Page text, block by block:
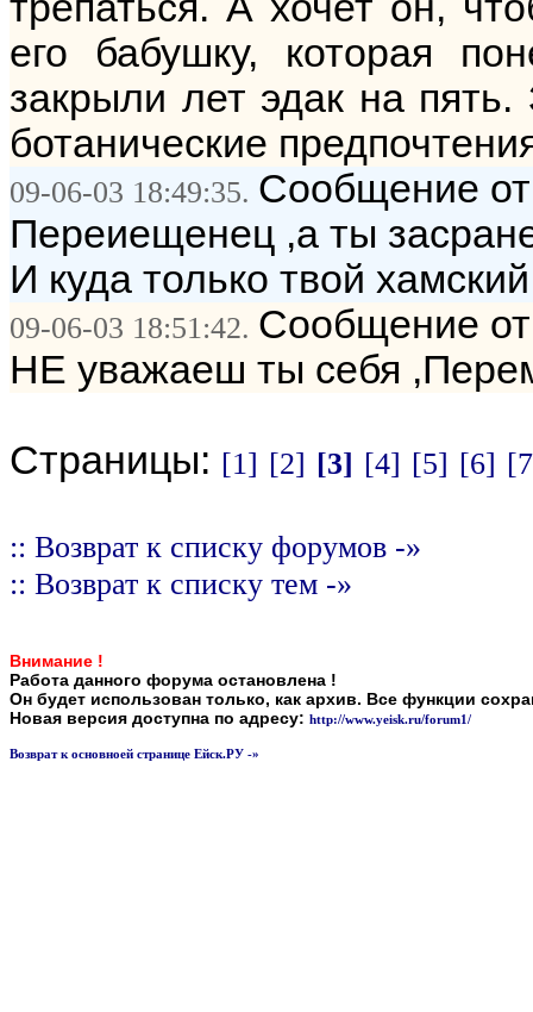
его бабушку, которая
закрыли лет эдак на
ботанические
09-06-03 18:49:35. Сообщение
Переиещенец ,а ты
И куда только твой
09-06-03 18:51:42. Сообщение
НЕ уважаеш ты себя
Страницы: [1] [2] [3] [4] [5] [6]
:: Возврат к списку форумов -»
:: Возврат к списку тем -»
Внимание !
Работа данного форума остановлена !
Он будет использован только, как архив. Все функции
Новая версия доступна по адресу: http://www.yeisk.ru/forum1/
Возврат к основноей странице Ейск.РУ -»